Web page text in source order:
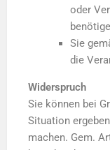
oder
Sie
die
Widerspruch
Sie können bei
Situation
machen. Gem.